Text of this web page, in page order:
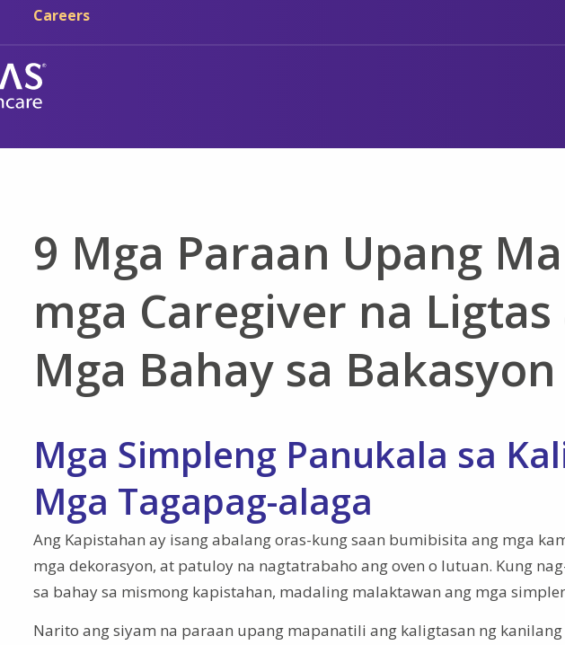
Skip sa main content
Skip sa navigation
Careers
9 Mga Paraan Upang
mga Caregiver na
Mga Bahay sa Bakasyon
Mga Simpleng Panukala sa
Mga Tagapag-alaga
Ang Kapistahan ay isang abalang oras-kung saan bumibisita ang mga
mga dekorasyon, at patuloy na nagtatrabaho ang oven o lutuan. Kung
sa bahay sa mismong kapistahan, madaling malaktawan ang mga
Narito ang siyam na paraan upang mapanatili ang kaligtasan ng